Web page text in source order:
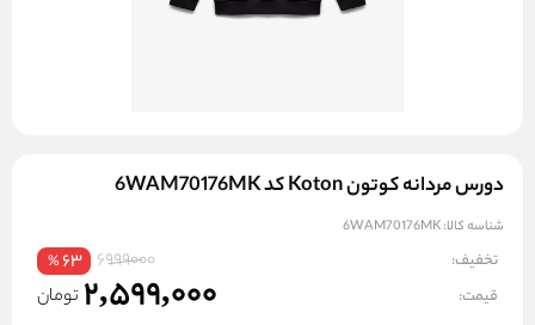
دورس مردانه کوتون Koton کد 6WAM70176MK
شناسه کالا:6WAM70176MK
تخفیف: 6999000
63
%
قیمت: 2,599,000 تومان